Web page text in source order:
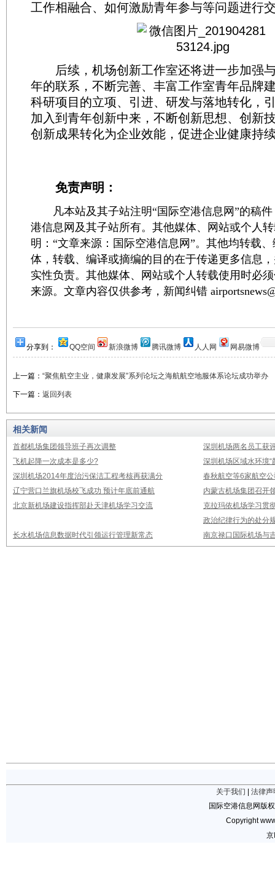
工作相融合、如何激励青年参与等问题进行
后续，机场创新工作室还将进一步加强
年的联系，不断完善、丰富工作室青年品牌
科研项目的立项、引进、研发与落地转化，
加入到青年创新中来，不断创新思想、创新
创新成果转化为企业效能，促进企业健康持
免责声明：
凡本站及其子站注明“国际空港信息网”的稿件
港信息网及其子站所有。其他媒体、网站或个人
明：“文章来源：国际空港信息网”。其他均转载
体，转载、编译或摘编的目的在于传递更多信息
实性负责。其他媒体、网站或个人转载使用时必
来源。文章内容仅供参考，新闻纠错
分享到： QQ空间 新浪微博 腾讯微博 人人网 网易微博
上一篇： “聚焦航空主业，健康发展”系列论坛之海航航空地服体系论坛成功举办
下一篇： 返回列表
相关新闻
首都机场集团领导班子再次调整
深圳机场两名员工获
飞机起降一次成本是多少?
深圳机场区域水环境“
深圳机场2014年度治污保洁工程考核再获满分
春秋航空等6家航空
辽宁营口兰旗机场校飞成功 预计年底前通航
内蒙古机场集团召开
北京新机场建设指挥部赴天津机场学习交流
克拉玛依机场学习贯
政治纪律行为的处分
长水机场信息数据时代引领运行管理新常态
南京禄口国际机场与
关于我们
法律声
国际空港信息网版
Copyright